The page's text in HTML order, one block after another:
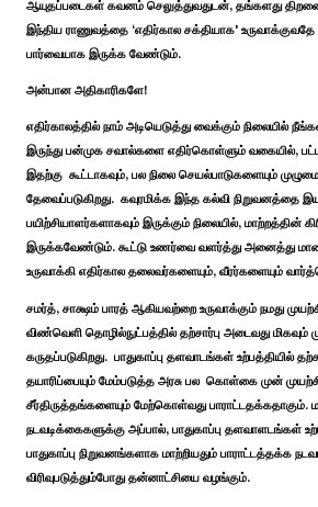
ஆயுதப்படைகள் கவனம் செலுத்துவதுடன், தங்களது
இந்திய ராணுவத்தை ‘எதிர்கால சக்தியாக'
பார்வையாக இருக்க வேண்டும்.
அன்பான அதிகாரிகளே!
எதிர்காலத்தில் நாம் அடியெடுத்து வைக்கும் நிலையில்
இருந்து பன்முக சவால்களை எதிர்கொள்ளும் வகையில்,
இதற்கு கூட்டாகவும், பல நிலை செயல்பாடுகளையும்
தேவைப்படுகிறது. கவுரமிக்க இந்த கல்வி நிறுவனத்தை
பயிற்சியாளர்களாகவும் இருக்கும் நிலையில், மாற்றத்தின்
இருக்கவேண்டும். கூட்டு உணர்வை வளர்த்து அனைத்து
உருவாக்கி எதிர்கால தலைவர்களையும், வீரர்களையும்
சமர்த், சாக்ஷம் பாரத் ஆகியவற்றை உருவாக்கும் நமது
விண்வெளி தொழில்நுட்பத்தில் தற்சார்பு அடைவது மிகவும்
கருதப்படுகிறது. பாதுகாப்பு தளவாடங்கள் உற்பத்தியில்
தயாரிப்பையும் மேம்படுத்த அரசு பல கொள்கை முன்
சீர்திருத்தங்களையும் மேற்கொள்வது
நடவடிக்கைகளுக்கு அப்பால், பாதுகாப்பு தளவாளடங்கள்
பாதுகாப்பு நிறுவனங்களாக மாற்றியதும் பாராட்டத்தக்க
விரிவுபடுத்தும்போது தன்னாட்சியை வழங்கும்.